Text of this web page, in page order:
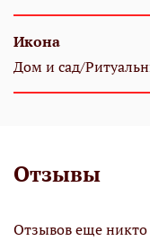
Икона
Дом и сад/
Отзывы
Отзывов еще никто